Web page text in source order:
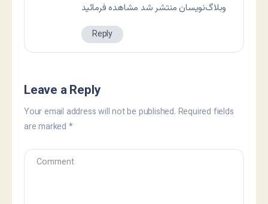
وبلاگ‌نویسان منتشر شد مشاهده فرمائید
Reply
Leave a Reply
Your email address will not be published. Required fields
are marked *